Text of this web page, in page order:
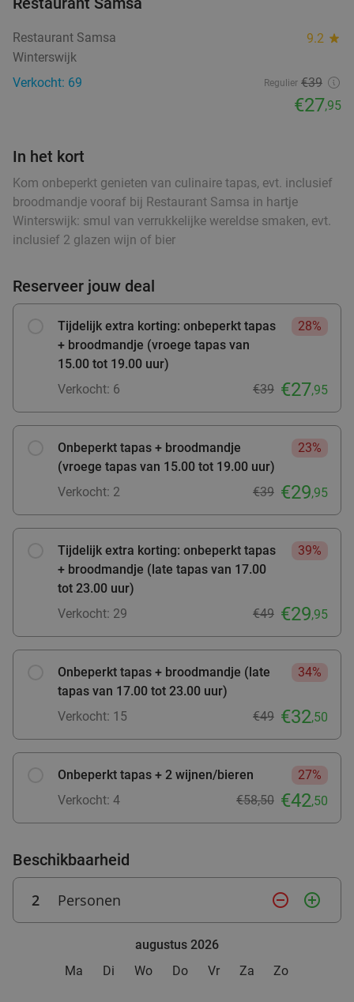
food
food
food
food
Warme drank + zoete snack naar keuze (enkel
of 10-strippenkaart) bij SPAR City Enschede
Zutphen
Verkocht: 183 Regulier €4,55
koek bij SPAR Arnhem
SPAR Arnhem
Zutphen
Verkocht: 472 Regulier €45,75
€22,50
40%
Verse salade + verse smoothie om af te halen
bij SPAR City Zutphen
Vandaag Morgen Za Zo Ma Di
Wo
SPAR city Zutphen
9.8
Zutphen
Verkocht: 141
€5,50
40%
Lunch voor 2 bij Fletcher Hotels
Fletcher Hotels
Verkocht: 4.828 €33
€19,90
Restaurant Samsa 9.2 star
Winterswijk
Verkocht: 69
Regulier €39
€27,95
In het kort
Kom onbeperkt genieten van culinaire tapas, evt. inclusief
broodmandje vooraf bij Restaurant Samsa in hartje
Winterswijk: smul van verrukkelijke wereldse smaken, evt.
inclusief 2 glazen wijn of bier
Reserveer jouw deal
Tijdelijk extra korting: onbeperkt tapas
+ broodmandje (vroege tapas van
15.00 tot 19.00 uur)
28%
Verkocht: 6 €39 €27,95
Onbeperkt tapas + broodmandje
(vroege tapas van 15.00 tot 19.00 uur)
23%
Verkocht: 2 €39 €29,95
Tijdelijk extra korting: onbeperkt tapas
+ broodmandje (late tapas van 17.00
tot 23.00 uur)
39%
Verkocht: 29 €49 €29,95
Onbeperkt tapas + broodmandje (late
tapas van 17.00 tot 23.00 uur)
34%
Verkocht: 15 €49 €32,50
Onbeperkt tapas + 2 wijnen/bieren
27%
Verkocht: 4
€58,50 €42,50
Beschikbaarheid
2 Personen remove_circle_outline add_circle_outline
augustus 2026
Ma
Di Wo Do Vr Za Zo